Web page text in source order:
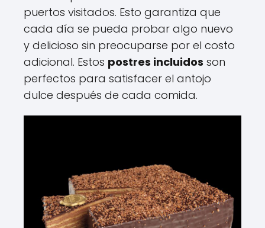
puertos visitados. Esto garantiza que
cada día se pueda probar algo nuevo
y delicioso sin preocuparse por el costo
adicional. Estos postres incluidos son
perfectos para satisfacer el antojo
dulce después de cada comida.